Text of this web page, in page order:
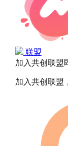
联盟
加入共创联盟
加入共创联盟